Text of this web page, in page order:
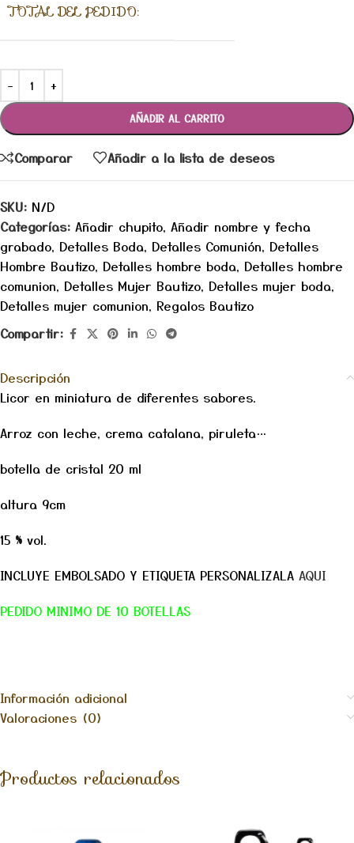
TOTAL DEL PEDIDO:
AÑADIR AL CARRITO
Comparar Añadir a la lista de deseos
SKU: N/D
Categorías: Añadir chupito, Añadir nombre y fecha
grabado, Detalles Boda, Detalles Comunión, Detalles
Hombre Bautizo, Detalles hombre boda, Detalles hombre
comunion, Detalles Mujer Bautizo, Detalles mujer boda,
Detalles mujer comunion, Regalos Bautizo
Compartir:
Descripción
Licor en miniatura de diferentes sabores.
Arroz con leche, crema catalana, piruleta…
botella de cristal 20 ml
altura 9cm
15 % vol.
INCLUYE EMBOLSADO Y ETIQUETA PERSONALIZALA AQUI
PEDIDO MINIMO DE 10 BOTELLAS
Información adicional
Valoraciones (0)
Productos relacionados